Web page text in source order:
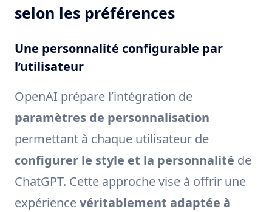
selon les préférences
Une personnalité configurable par
l’utilisateur
OpenAI prépare l’intégration de
paramètres de personnalisation
permettant à chaque utilisateur de
configurer le style et la personnalité de
ChatGPT. Cette approche vise à offrir une
expériencevéritablement adaptée à